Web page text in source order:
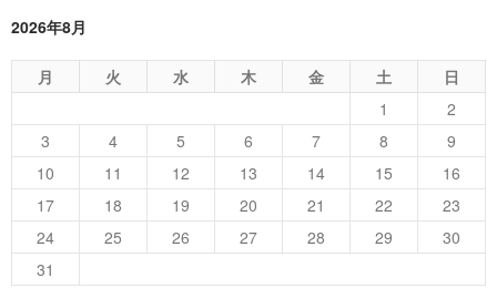
2026年8月
月 火 水 木 金 土
日
1
2
3
4 5 6 7 8
9
10
11 12 13 14 15
16
17
18 19 20 21 22
23
24
25 26 27 28 29
30
31